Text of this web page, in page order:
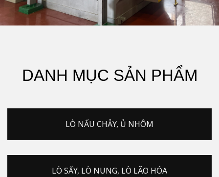
DANH MỤC SẢN PHẨM
LÒ NẤU CHẢY, Ủ NHÔM
LÒ SẤY, LÒ NUNG, LÒ LÃO HÓA